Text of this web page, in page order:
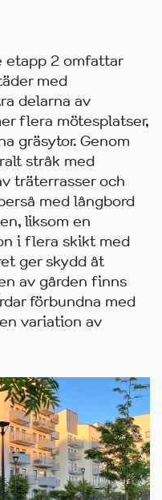
etapp 2 omfattar
med
delarna av
flera mötesplatser,
gräsytor. Genom
stråk med
träterrasser och
med långbord
liksom en
i flera skikt med
ger skydd åt
av gården finns
förbundna med
variation av